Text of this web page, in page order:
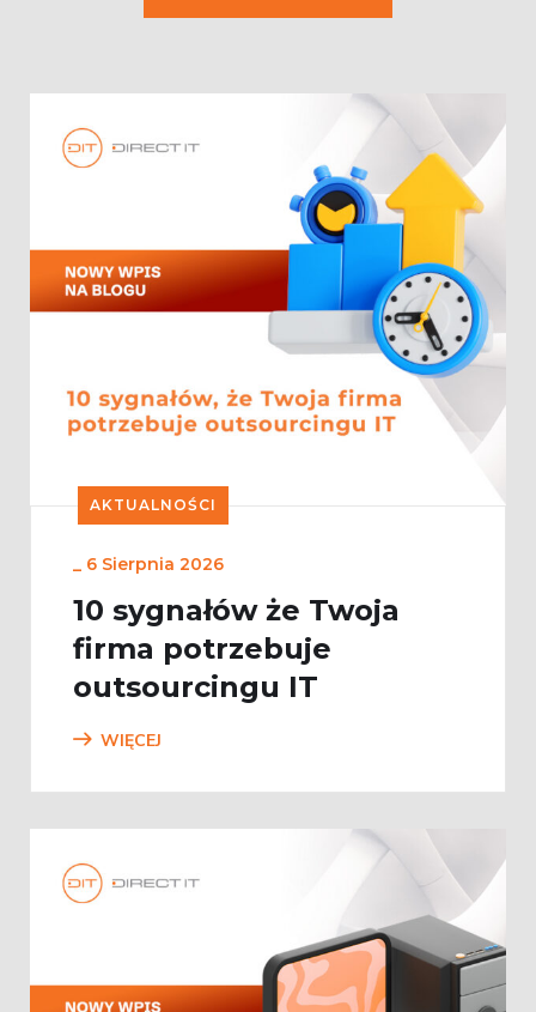
AKTUALNOŚCI
_ 6 Sierpnia 2026
10 sygnałów że Twoja
firma potrzebuje
outsourcingu IT
WIĘCEJ